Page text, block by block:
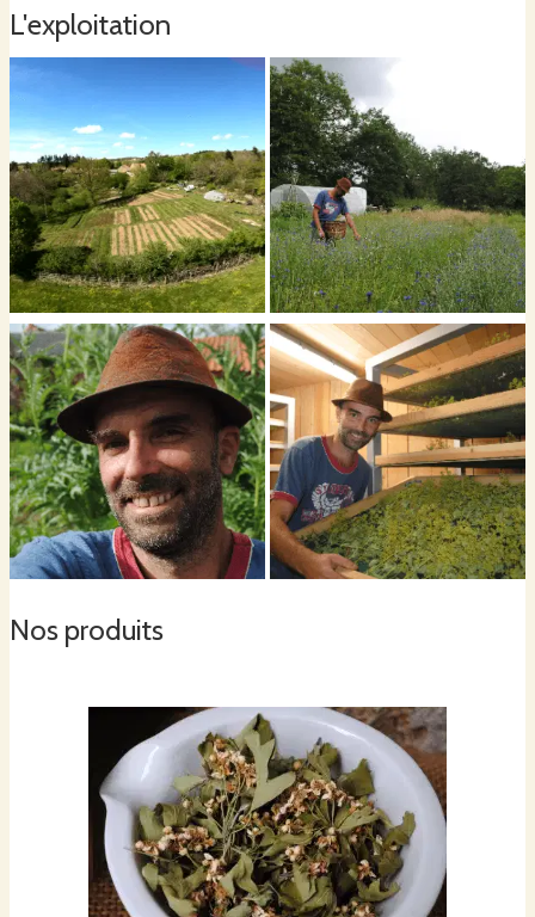
Mes plantes sont repiquées, cultivées , cueillies et émondées
reproduction, bouturage et division.Cela me demande du temps et
limite mon volume de production mais satisfait mes exigences
qualitatives.
Mes plantes sont séchées sur claies par ventilation, à l'abri de la lumière
et conservées à l'abri de l'humidité, puis je les conditionne en sachets ou
en bocaux pour qu'elles soient consommées sous formes de tisanes ou
en condiments alimentaires.
L'exploitation
Nos produits